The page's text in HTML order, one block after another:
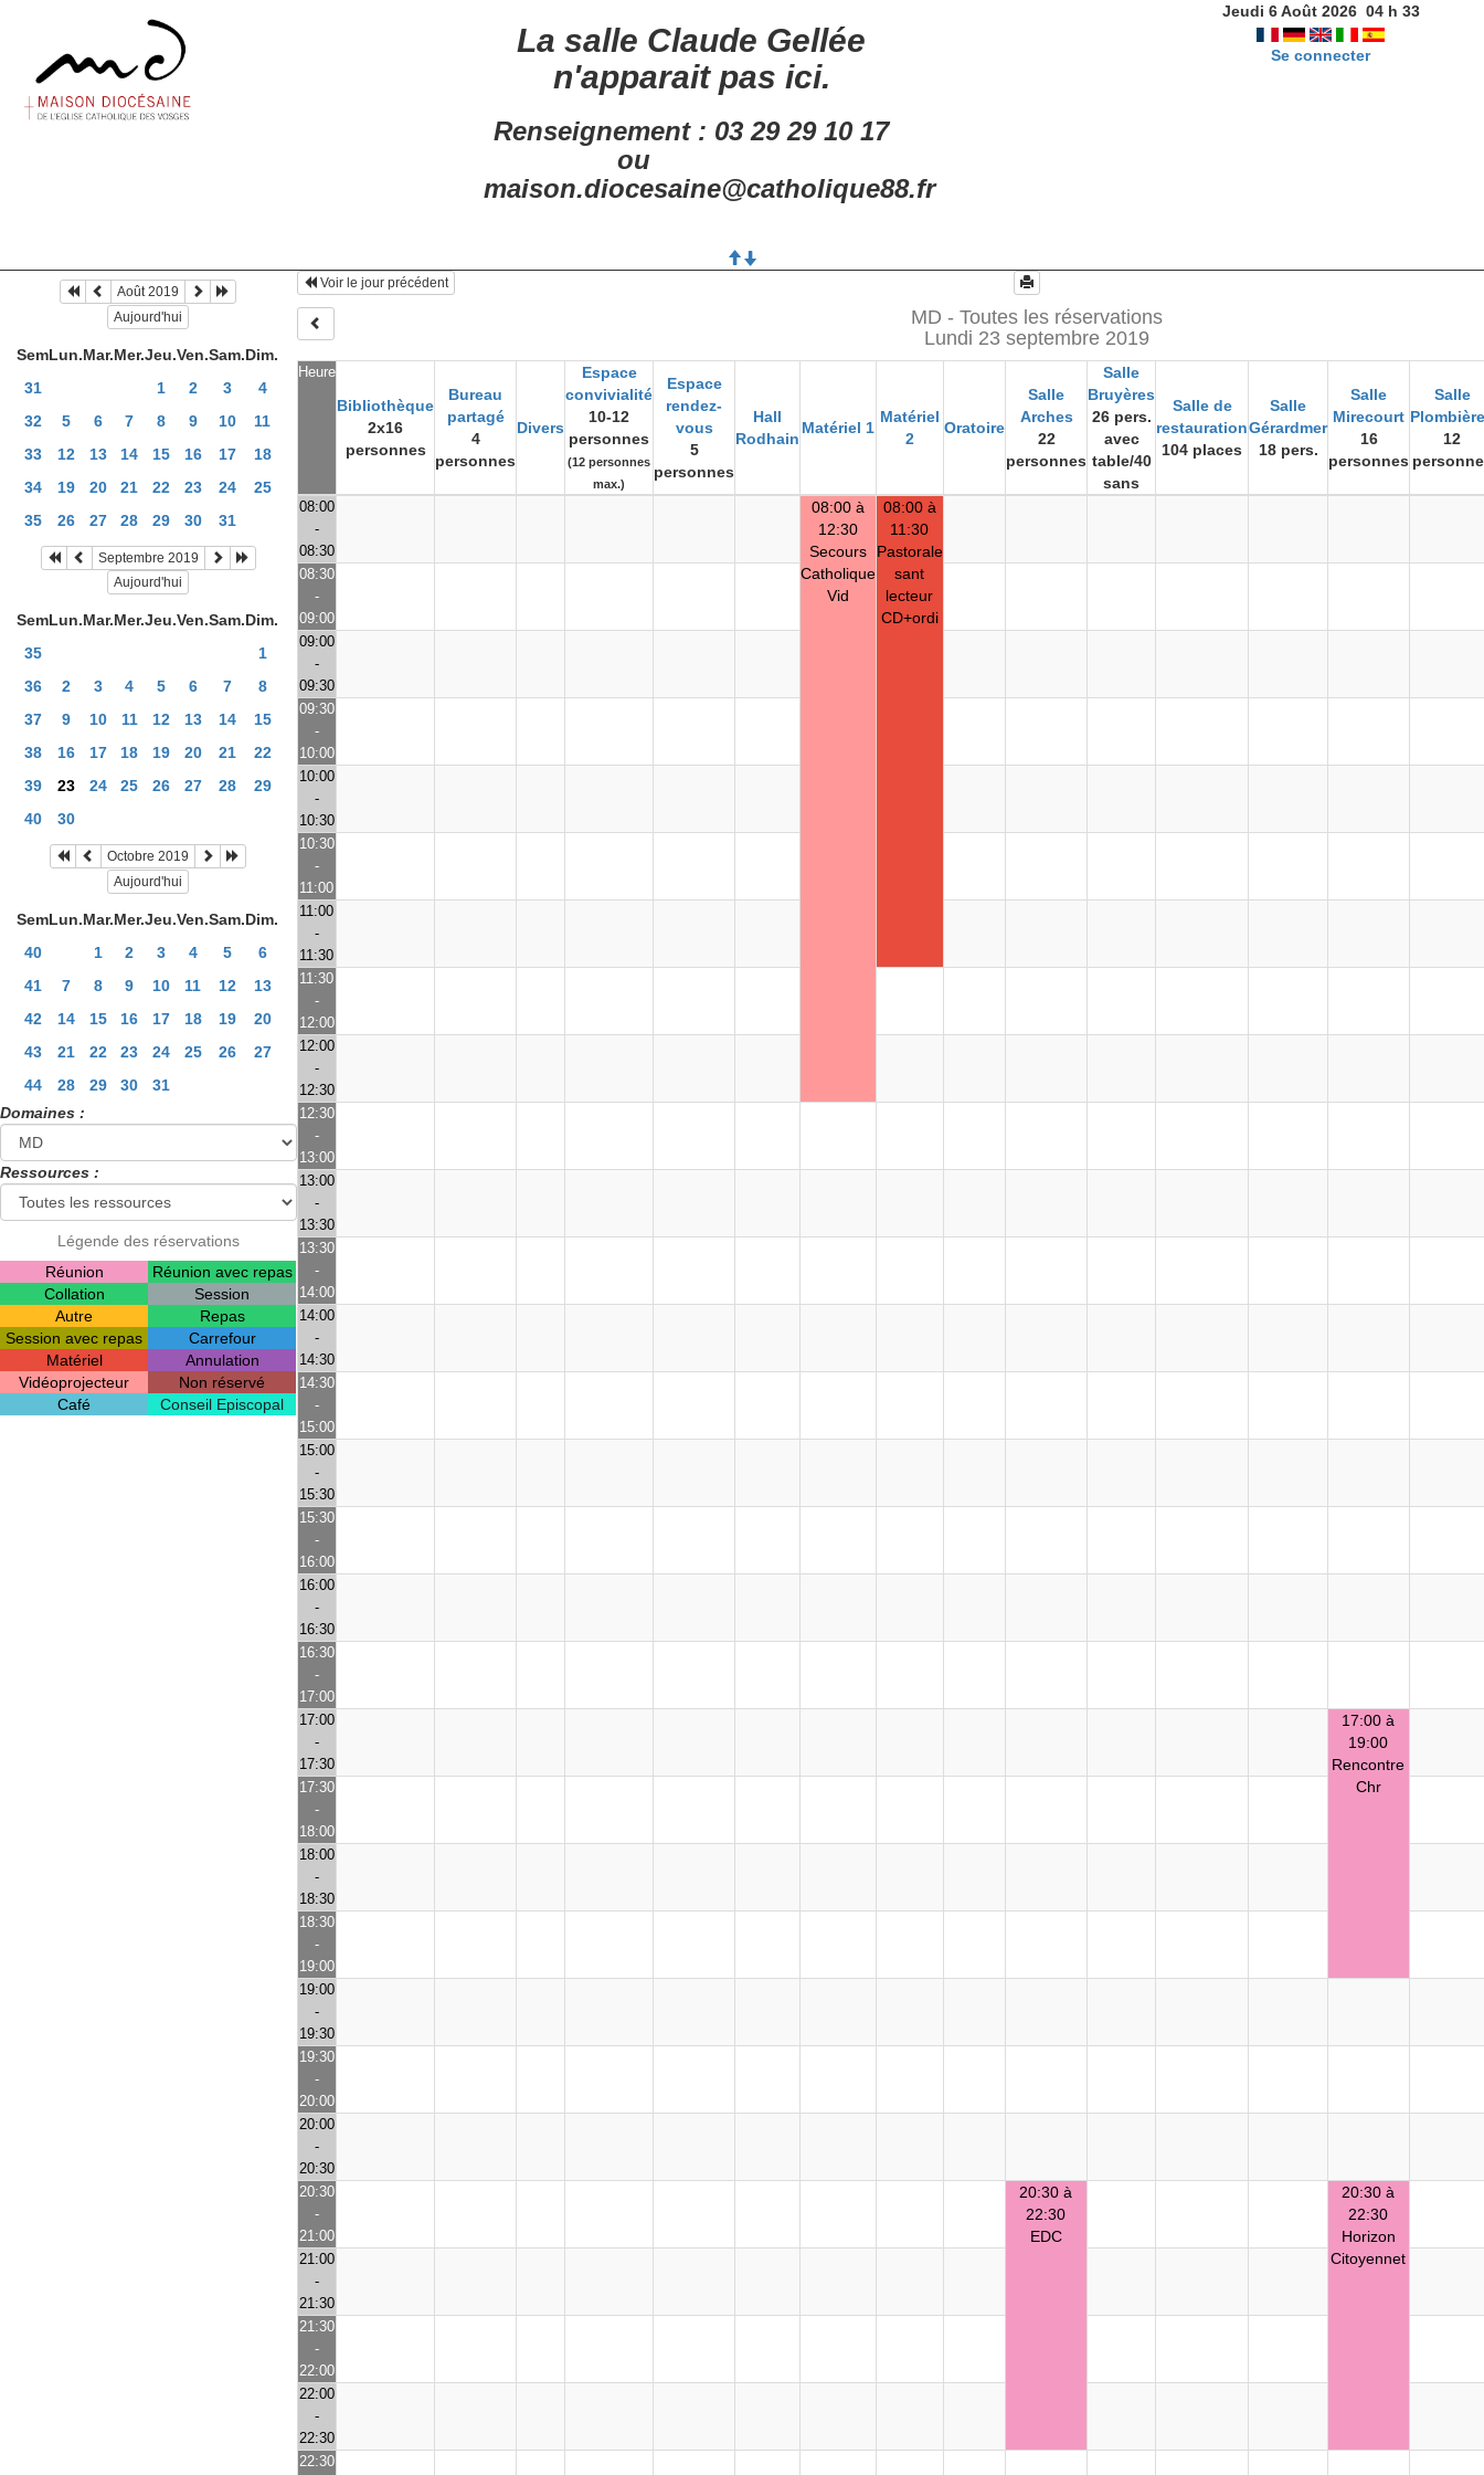
La salle Claude Gellée
n'apparait pas ici.
Renseignement : 03 29 29 10 17
ou
maison.diocesaine@catholique88.fr
Jeudi 6 Août 2026 04h 33
Se connecter
Août 2019
Aujourd'hui
SemLun.Mar.Mer.Jeu.Ven.Sam.Dim.
31
1 2 3
4
32
5 6 7 8 9 10
11
33
12 13 14 15 16 17
18
34
19 20 21 22 23 24
25
35
26 27 28 29 30 31
Septembre 2019
Aujourd'hui
SemLun.Mar.Mer.Jeu.Ven.Sam.Dim.
35
1
36
2 3 4 5 6 7
8
37
9 10 11 12 13 14
15
38
16 17 18 19 20 21
22
39
23 24 25 26 27 28
29
40
30
Octobre 2019
Aujourd'hui
SemLun.Mar.Mer.Jeu.Ven.Sam.Dim.
40
1 2 3 4 5
6
41
7 8 9 10 11 12
13
42
14 15 16 17 18 19
20
43
21 22 23 24 25 26
27
44
28 29 30
31
Domaines :
Ressources :
Légende des réservations
Réunion
Réunion avec repas
Collation
Session
Autre
Repas
Session avec repas
Carrefour
Matériel
Annulation
Vidéoprojecteur
Non réservé
Café
Conseil Episcopal
Heure
Bibliothèque
2x16
personnes
Bureau
partagé
4
personnes
Divers
Espace
convivialité
10-12
personnes
(12 personnes
max.)
Espace
rendez-
vous
5
personnes
Hall
Rodhain
Matériel 1
Matériel
2
Oratoire
Salle
Arches
22
personnes
Salle
Bruyères
26 pers.
avec
table/40
sans
Salle de
restauration
104 places
Salle
Gérardmer
18 pers.
Salle
Mirecourt
16
personnes
Salle
12
Voir le jour précédent
MD - Toutes les réservations
Lundi 23 septembre 2019
08:00
-
08:30
08:00 à
12:30
Secours
Catholique
Vid
08:00 à
11:30
Pastorale
sant
lecteur
CD+ordi
08:30
-
09:00
09:00
-
09:30
09:30
-
10:00
10:00
-
10:30
10:30
-
11:00
11:00
-
11:30
11:30
-
12:00
12:00
-
12:30
12:30
-
13:00
13:00
-
13:30
13:30
-
14:00
14:00
-
14:30
14:30
-
15:00
15:00
-
15:30
15:30
-
16:00
16:00
-
16:30
16:30
-
17:00
17:00
-
17:30
17:00 à
19:00
Rencontre
Chr
17:30
-
18:00
18:00
-
18:30
18:30
-
19:00
19:00
-
19:30
19:30
-
20:00
20:00
-
20:30
20:30
-
21:00
20:30 à
22:30
EDC
20:30 à
22:30
Horizon
Citoyennet
21:00
-
21:30
21:30
-
22:00
22:00
-
22:30
22:30